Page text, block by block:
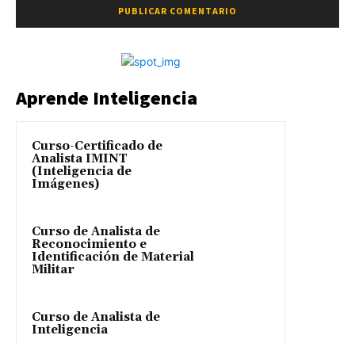
Aprende Inteligencia
Curso-Certificado de
Analista IMINT
(Inteligencia de
Imágenes)
Curso de Analista de
Reconocimiento e
Identificación de Material
Militar
Curso de Analista de
Inteligencia